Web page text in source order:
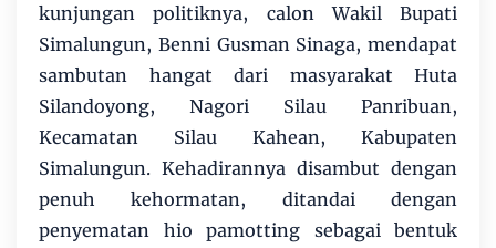
kunjungan politiknya, calon Wakil Bupati
Simalungun, Benni Gusman Sinaga, mendapat
sambutan hangat dari masyarakat Huta
Silandoyong, Nagori Silau Panribuan,
Kecamatan Silau Kahean, Kabupaten
Simalungun. Kehadirannya disambut dengan
penuh kehormatan, ditandai dengan
penyematan hio pamotting sebagai bentuk